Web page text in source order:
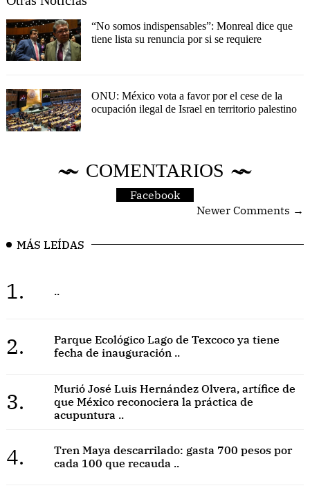
“No somos indispensables”: Monreal dice que
tiene lista su renuncia por si se requiere
ONU: México vota a favor por el cese de la
ocupación ilegal de Israel en territorio palestino
COMENTARIOS
Facebook
Newer Comments →
MÁS LEÍDAS
1. ..
2.
Parque Ecológico Lago de Texcoco ya tiene
fecha de inauguración ..
3.
Murió José Luis Hernández Olvera, artífice de
que México reconociera la práctica de
acupuntura ..
4.
Tren Maya descarrilado: gasta 700 pesos por
cada 100 que recauda ..